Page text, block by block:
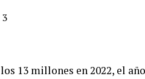
13 millones en 2022, el